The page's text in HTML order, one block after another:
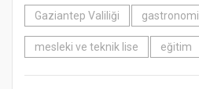
Gaziantep Valiliği gastronomi
mesleki ve teknik lise eğitim